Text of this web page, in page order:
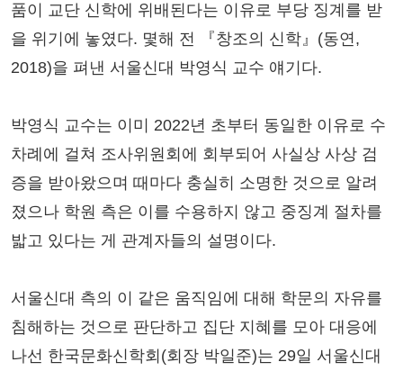
품이 교단 신학에 위배된다는 이유로 부당 징계를 받
을 위기에 놓였다. 몇해 전 『창조의 신학』(동연,
2018)을 펴낸 서울신대 박영식 교수 얘기다.
박영식 교수는 이미 2022년 초부터 동일한 이유로 수
차례에 걸쳐 조사위원회에 회부되어 사실상 사상 검
증을 받아왔으며 때마다 충실히 소명한 것으로 알려
졌으나 학원 측은 이를 수용하지 않고 중징계 절차를
밟고 있다는 게 관계자들의 설명이다.
서울신대 측의 이 같은 움직임에 대해 학문의 자유를
침해하는 것으로 판단하고 집단 지혜를 모아 대응에
나선 한국문화신학회(회장 박일준)는 29일 서울신대